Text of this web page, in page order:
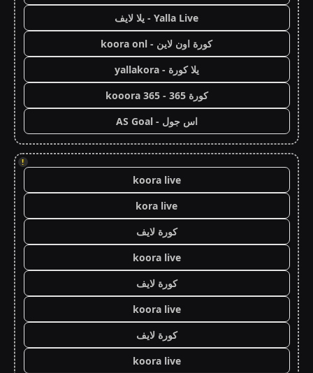
Yalla Live - يلا لايف
كورة اون لاين - koora onl
يلا كورة - yallakora
كورة 365 - kooora 365
اس جول - AS Goal
!
koora live
kora live
كورة لايف
koora live
كورة لايف
koora live
كورة لايف
koora live